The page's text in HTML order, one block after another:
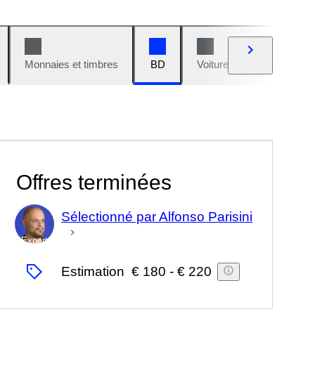
Monnaies et timbres BD Voitures et motos
Offres terminées
Expert
Sélectionné par Alfonso Parisini
Estimation € 180 - € 220